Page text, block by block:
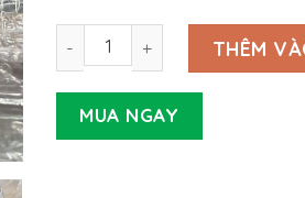
Nguồn Meanwell LSP-160 số
THÊM
MUA NGAY